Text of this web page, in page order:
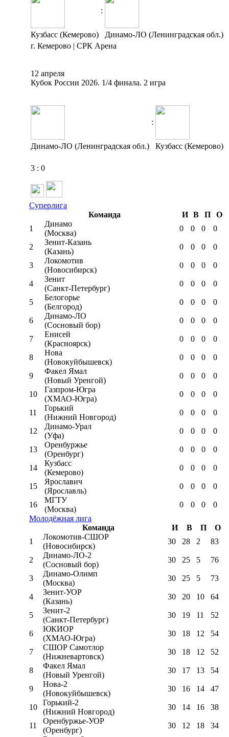
:
Кузбасс (Кемерово)
Динамо-ЛО (Ленинградская обл.)
г. Кемерово | СРК Арена
12 апреля
Кубок России 2026. 1/4 финала. 2 игра
:
Динамо-ЛО (Ленинградская обл.) Кузбасс (Кемерово)
3 : 0
Суперлига
Команда
И В П
О
1
Динамо
(Москва)
0 0 0 0
2
Зенит-Казань
(Казань)
0 0 0 0
3
Локомотив
(Новосибирск)
0 0 0 0
4
Зенит
(Санкт-Петербург)
0 0 0 0
5
Белогорье
(Белгород)
0 0 0 0
6
Динамо-ЛО
(Сосновый бор)
0 0 0 0
7
Енисей
(Красноярск)
0 0 0 0
8
Нова
(Новокуйбышевск)
0 0 0 0
9
Факел Ямал
(Новый Уренгой)
0 0 0 0
10
Газпром-Югра
(ХМАО-Югра)
0 0 0 0
11
Горький
(Нижний Новгород)
0 0 0 0
12
Динамо-Урал
(Уфа)
0 0 0 0
13
Оренбуржье
(Оренбург)
0 0 0 0
14
Кузбасс
(Кемерово)
0 0 0 0
15
Ярославич
(Ярославль)
0 0 0 0
16
МГТУ
(Москва)
0 0 0
0
Молодёжная лига
Команда
И В П
О
1
Локомотив-CШОР
(Новосибирск)
30 28 2 83
2
Динамо-ЛО-2
(Сосновый бор)
30 25 5 76
3
Динамо-Олимп
(Москва)
30 25 5 73
4
Зенит-УОР
(Казань)
30 20 10 64
5
Зенит-2
(Санкт-Петербург)
30 19 11 52
6
ЮКИОР
(ХМАО-Югра)
30 18 12 54
7
СШОР Самотлор
(Нижневартовск)
30 18 12 52
8
Факел Ямал
(Новый Уренгой)
30 17 13 54
9
Нова-2
(Новокуйбышевск)
30 16 14 47
10
Горький-2
(Нижний Новгород)
30 14 16 38
11
Оренбуржье-УОР
(Оренбург)
30 12 18 34